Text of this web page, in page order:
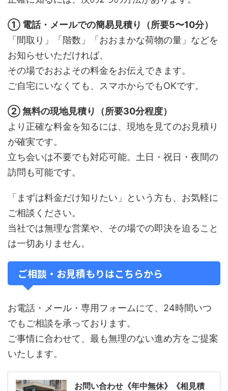
① 電話・メールでの簡易見積り（所要5〜10分）
「間取り」「階数」「おおまかな荷物の量」などを
お知らせいただければ、
その場でおおよその料金をお伝えできます。
ご自宅にいなくても、スマホからでもOKです。
② 無料の現地見積り（所要30分程度）
より正確な料金を知るには、現地を見てのお見積り
が確実です。
立ち会いは不要でも対応可能。土日・祝日・夜間の
訪問も可能です。
「まずは料金だけ知りたい」という方も、お気軽に
ご相談ください。
当社では無理な営業や、その場での即決を迫ること
は一切ありません。
ご相談・お見積もりはこちらから
お電話・メール・専用フォームにて、24時間いつ
でもご相談を承っております。
ご事情に合わせて、最も無理のない進め方をご提案
いたします。
お問い合わせ《年中無休》《相見積